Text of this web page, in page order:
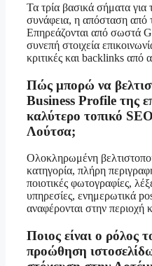
Τα τρία βασικά σήματα για
συνάφεια, η απόσταση από
Επηρεάζονται από σωστά
συνεπή στοιχεία
κριτικές και backlinks από
Πώς μπορώ να
Business Profile της
καλύτερο τοπικό
Λούτσα;
Ολοκληρωμένη
κατηγορία, πλήρη
ποιοτικές φωτογραφίες,
υπηρεσίες, ενημερωτικά
αναφέρονται στην περιοχή
Ποιος είναι ο ρόλος
προώθηση